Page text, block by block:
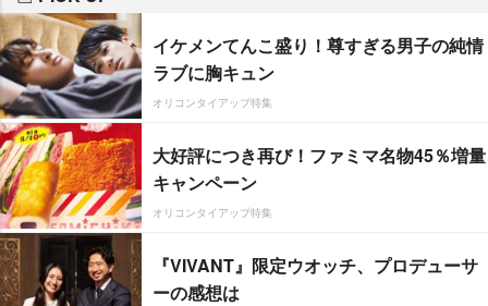
イケメンてんこ盛り！尊すぎる男子の純情
ラブに胸キュン
オリコンタイアップ特集
大好評につき再び！ファミマ名物45％増量
キャンペーン
オリコンタイアップ特集
『VIVANT』限定ウオッチ、プロデューサ
ーの感想は